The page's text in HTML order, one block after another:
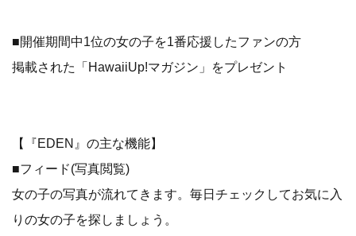
■開催期間中1位の女の子を1番応援したファンの方
掲載された「HawaiiUp!マガジン」をプレゼント
【『EDEN』の主な機能】
■フィード(写真閲覧)
女の子の写真が流れてきます。毎日チェックしてお気に入
りの女の子を探しましょう。